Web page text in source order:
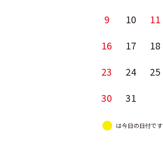
9
10 11
16
17 18
23
24 25
30
31
は今日の日付です